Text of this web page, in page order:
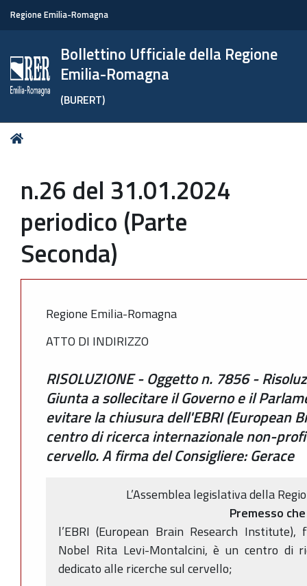
Regione Emilia-Romagna
Bollettino Ufficiale della Regione
Emilia-Romagna
(BURERT)
Tu
n.26 del 31.01.2024
periodico (Parte
Seconda)
Regione Emilia-Romagna
ATTO DI INDIRIZZO
RISOLUZIONE - Oggetto n. 7856 -
Giunta a sollecitare il Governo e il
evitare la chiusura dell'EBRI (European
centro di ricerca internazionale non-
cervello. A firma del Consigliere: Gerace
L’Assemblea legislativa della
Premesso che
l’EBRI (European Brain Research
Nobel Rita Levi-Montalcini, è un centro di
dedicato alle ricerche sul cervello;